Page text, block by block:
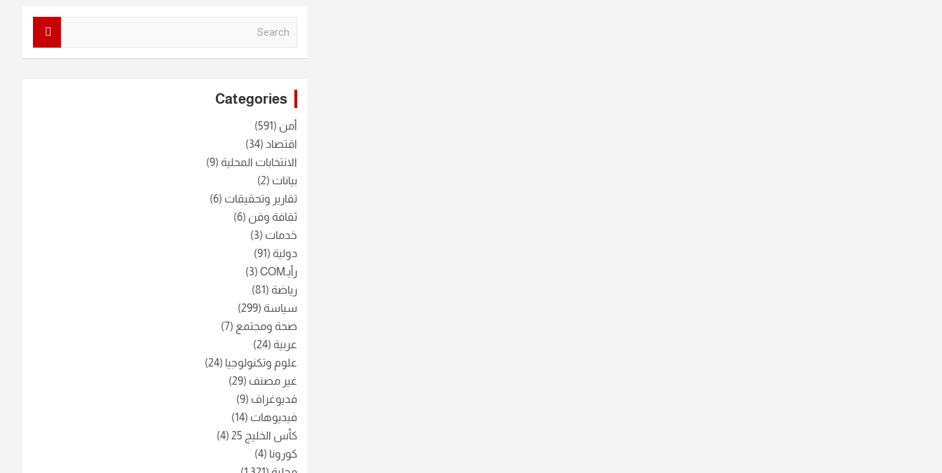
Categories
أمن (591)
اقتصاد (34)
الانتخابات المحلية (9)
بيانات (2)
تقارير وتحقيقات (6)
ثقافة وفن (6)
خدمات (3)
دولية (91)
رأيـCOM
(3)
رياضة (81)
سياسة (299)
صحة ومجتمع (7)
عربية (24)
علوم وتكنولوجيا (24)
غير مصنف (29)
فديوغراف (9)
فيديوهات (14)
كأس الخليج 25
(4)
كورونا (4)